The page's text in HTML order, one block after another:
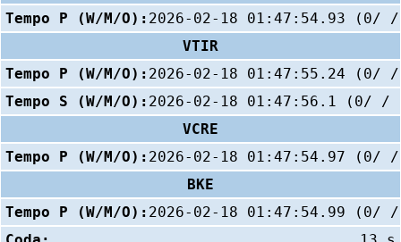
Tempo P (W/M/O): 2026-02-18 01:47:54.93 (0/
VTIR
Tempo P (W/M/O): 2026-02-18 01:47:55.24 (0/
Tempo S (W/M/O): 2026-02-18 01:47:56.1 (0/ /
VCRE
Tempo P (W/M/O): 2026-02-18 01:47:54.97 (0/
BKE
Tempo P (W/M/O): 2026-02-18 01:47:54.99 (0/